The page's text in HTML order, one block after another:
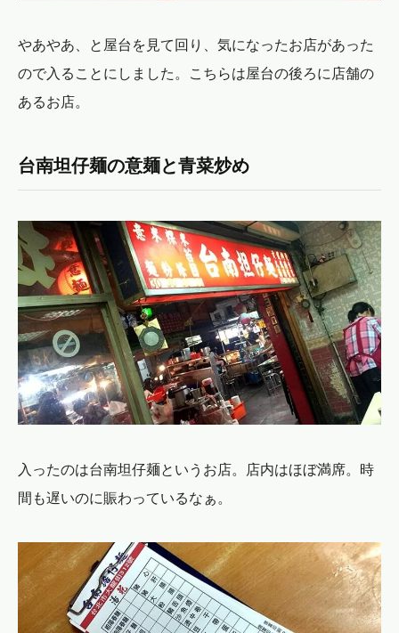
やあやあ、と屋台を見て回り、気になったお店があった
ので入ることにしました。こちらは屋台の後ろに店舗の
あるお店。
台南坦仔麺の意麺と青菜炒め
入ったのは台南坦仔麺というお店。店内はほぼ満席。時
間も遅いのに賑わっているなぁ。